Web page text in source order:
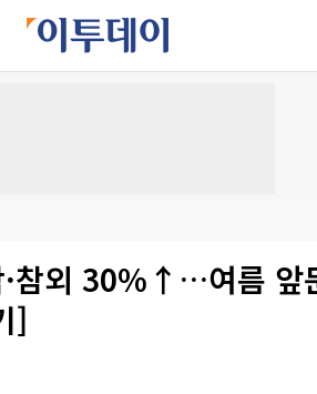
·참외 30%↑…여름 앞
]